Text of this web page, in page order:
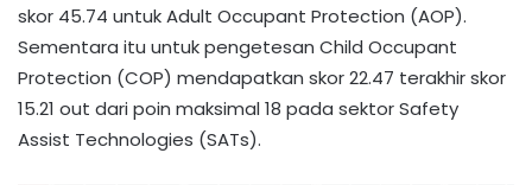
skor 45.74 untuk Adult Occupant Protection (AOP).
Sementara itu untuk pengetesan Child Occupant
Protection (COP) mendapatkan skor 22.47 terakhir skor
15.21 out dari poin maksimal 18 pada sektor Safety
Assist Technologies (SATs).